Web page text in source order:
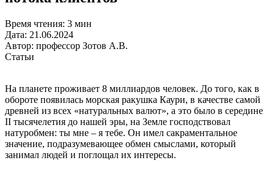
Время чтения: 3 мин
Дата: 21.06.2024
Автор: профессор Зотов А.В.
Статьи
На планете проживает 8 миллиардов человек. До того, как в
обороте появилась морская ракушка Каури, в качестве самой
древней из всех «натуральных валют», а это было в середине
II тысячелетия до нашей эры, на Земле господствовал
натуробмен: ты мне – я тебе. Он имел сакраментальное
значение, подразумевающее обмен смыслами, который
занимал людей и поглощал их интересы.